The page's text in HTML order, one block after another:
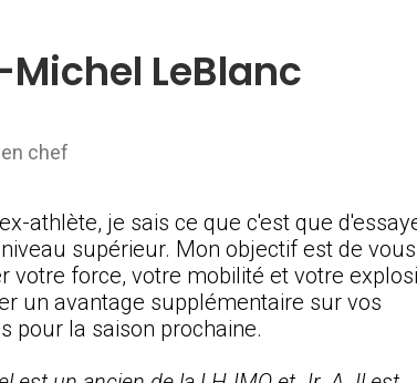
LeBlanc
chef
athlète, je sais ce que c'est que
supérieur. Mon objectif est de
votre force, votre mobilité et votre
un avantage supplémentaire sur vos
pour la saison prochaine.